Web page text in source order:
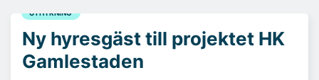
UTHYRNING
Ny hyresgäst till projektet HK
Gamlestaden